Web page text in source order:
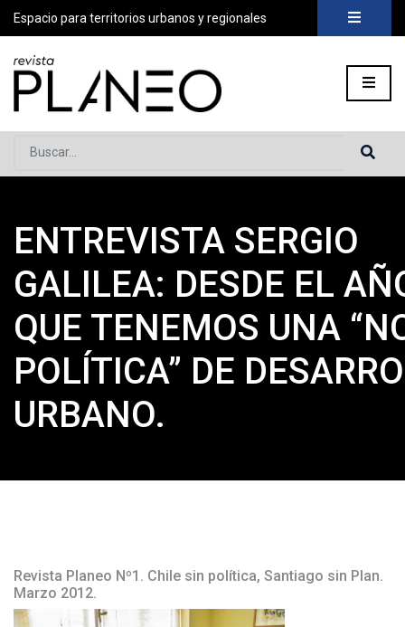
Espacio para territorios urbanos y regionales
Buscar...
Portada»Planeo Hoy»Secciones »Actores»Entrevista
ENTREVISTA SERGIO
GALILEA: DESDE EL
QUE TENEMOS UNA
POLÍTICA” DE
URBANO.
Revista Planeo Nº1. Chile sin política, Santiago sin Plan.
Marzo 2012.